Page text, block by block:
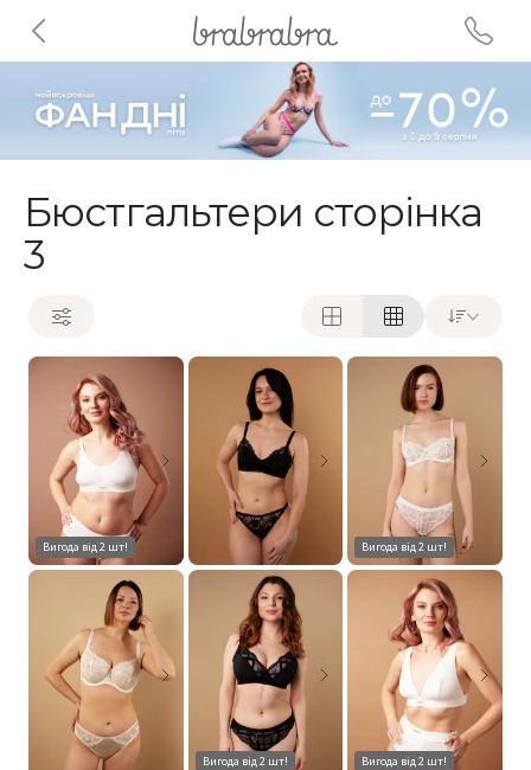
Бюстгальтери сторінка
3
Вигода від 2 шт! Вигода від 2 шт!
Вигода від 2 шт! Вигода від 2 шт!